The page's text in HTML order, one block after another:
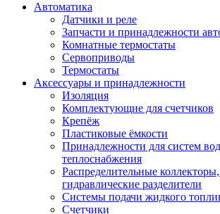
Автоматика
Датчики и реле
Запчасти и принадлежности
Комнатные термостаты
Сервоприводы
Термостаты
Аксессуары и принадлежности
Изоляция
Комплектующие для счетчиков
Крепёж
Пластиковые ёмкости
Принадлежности для систем
теплоснабжения
Распределительные
гидравлические разделители
Системы подачи жидкого
Счетчики